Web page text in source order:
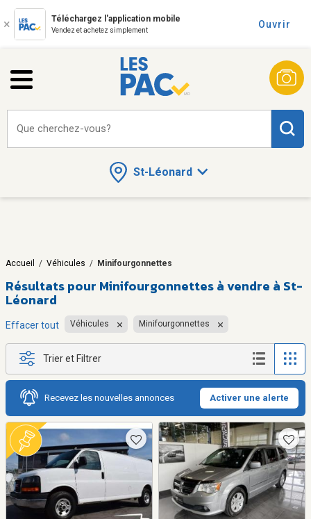
Téléchargez l'application mobile
Vendez et achetez simplement
Ouvrir
St-Léonard
Que cherchez-vous?
Accueil / Véhicules / Minifourgonnettes
Résultats pour Minifourgonnettes à vendre à St-
Léonard
Effacer tout Véhicules Minifourgonnettes
Trier et Filtrer
Recevez les nouvelles annonces Activer une alerte